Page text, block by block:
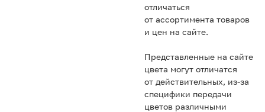
отличаться
от ассортимента товаров
и цен на сайте.
Представленные на сайте
цвета могут отличатся
от действительных, из-за
специфики передачи
цветов различными